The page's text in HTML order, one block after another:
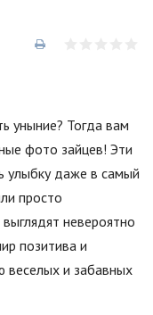
уныние? Тогда вам
фото зайцев! Эти
улыбку даже в самый
просто
невероятно
позитива и
веселых и забавных